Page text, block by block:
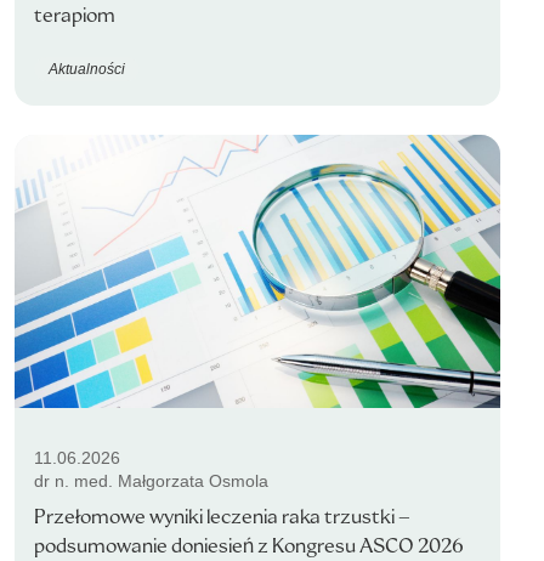
terapiom
Aktualności
11.06.2026
dr n. med. Małgorzata Osmola
Przełomowe wyniki leczenia raka trzustki –
podsumowanie doniesień z Kongresu ASCO 2026